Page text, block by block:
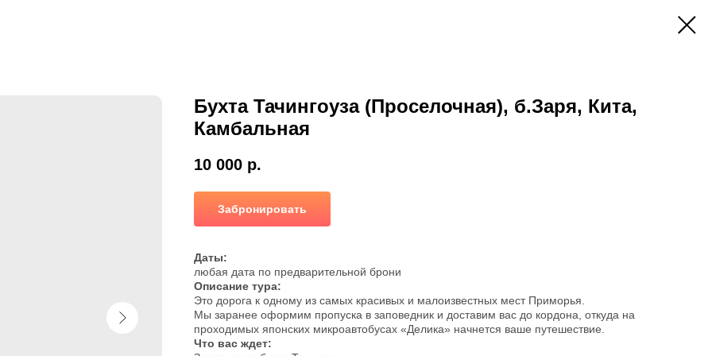
Бухта Тачингоуза (Проселочная), б.Заря, Кита,
Камбальная
10 000 р.
Забронировать
Даты:
любая дата по предварительной брони
Описание тура:
Это дорога к одному из самых красивых и малоизвестных мест Приморья.
Мы заранее оформим пропуска в заповедник и доставим вас до кордона, откуда на
проходимых японских микроавтобусах «Делика» начнется ваше путешествие.
Что вас ждет: